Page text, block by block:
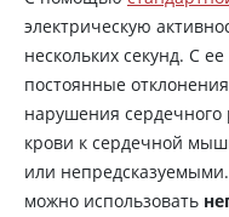
электрическую
нескольких секунд. С
постоянные
нарушения сердечного
крови к сердечной
или
можно использовать